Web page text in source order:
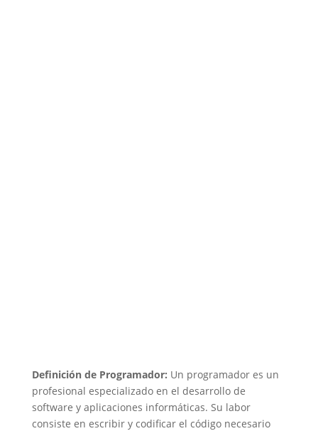
Definición de Programador: Un programador es un
profesional especializado en el desarrollo de
software y aplicaciones informáticas. Su labor
consiste en escribir y codificar el código necesario